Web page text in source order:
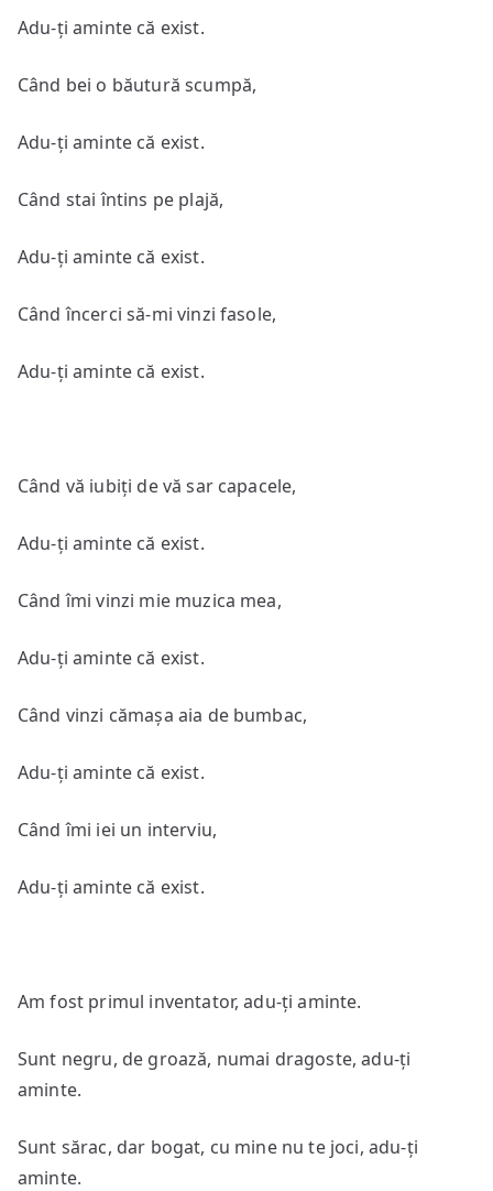
Adu-ți aminte că exist.
Când bei o băutură scumpă,
Adu-ți aminte că exist.
Când stai întins pe plajă,
Adu-ți aminte că exist.
Când încerci să-mi vinzi fasole,
Adu-ți aminte că exist.
Când vă iubiți de vă sar capacele,
Adu-ți aminte că exist.
Când îmi vinzi mie muzica mea,
Adu-ți aminte că exist.
Când vinzi cămașa aia de bumbac,
Adu-ți aminte că exist.
Când îmi iei un interviu,
Adu-ți aminte că exist.
Am fost primul inventator, adu-ți aminte.
Sunt negru, de groază, numai dragoste, adu-ți
aminte.
Sunt sărac, dar bogat, cu mine nu te joci, adu-ți
aminte.